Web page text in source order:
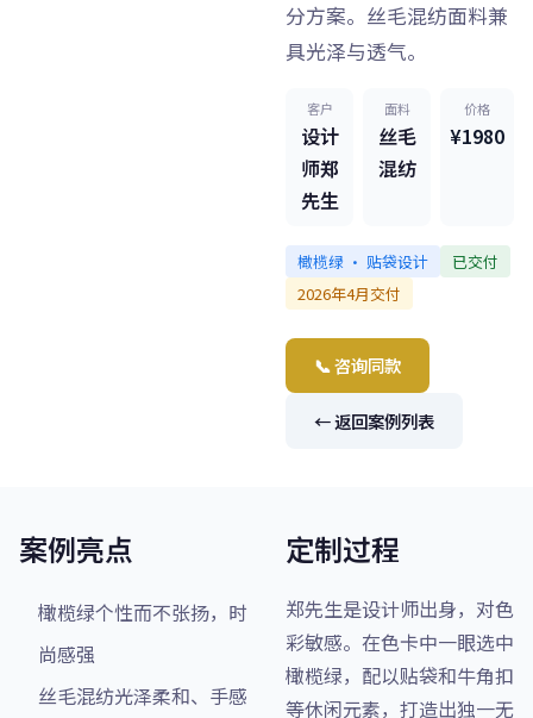
分方案。丝毛混纺面料兼
具光泽与透气。
客户
设计
师郑
先生
面料
丝毛
混纺
价格
¥1980
橄榄绿 · 贴袋设计
已交付
2026年4月交付
📞 咨询同款
← 返回案例列表
案例亮点
橄榄绿个性而不张扬，时
尚感强
丝毛混纺光泽柔和、手感
定制过程
郑先生是设计师出身，对色
彩敏感。在色卡中一眼选中
橄榄绿，配以贴袋和牛角扣
等休闲元素，打造出独一无